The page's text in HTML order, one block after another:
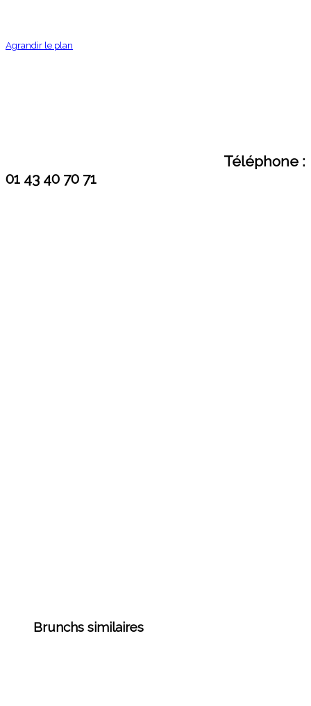
Agrandir le plan
Téléphone :
01 43 40 70 71
Brunchs similaires